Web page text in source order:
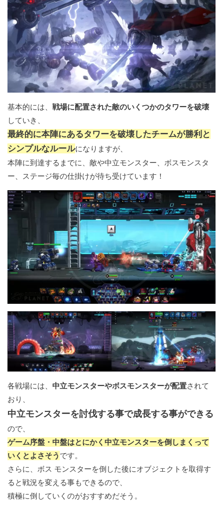
基本的には、 戦場に配置された敵のいくつかのタワーを破壊
していき、
最終的に本陣にあるタワーを破壊したチームが勝利と
シンプルなルールになりますが、
本陣に到達するまでに、敵や中立モンスター、ボスモンスタ
ー、ステージ毎の仕掛けが待ち受けています！
各戦場には、 中立モンスターやボスモンスターが配置されて
おり、
中立モンスターを討伐する事で成長する事ができる
ので、
ゲーム序盤・中盤はとにかく中立モンスターを倒しまくって
いくとよさそう です。
さらに、ボス モンスターを倒した後にオブジェクトを取得す
ると戦況を変える事もできるので、
積極に倒していくのがおすすめだそう。